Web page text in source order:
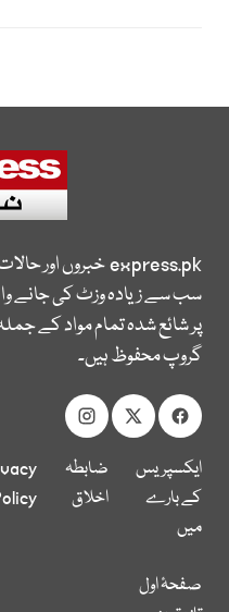
express.pkخبروں اور
سب سے زیادہ وزٹ کی جانے
پر شائع شدہ تمام مواد کے
گروپ محفوظ ہیں۔
ایکسپریس
کے بارے
میں
ضابطہ
اخلاق
صفحۂ اول